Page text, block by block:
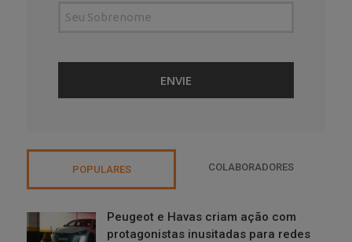
POPULARES COLABORADORES
Peugeot e Havas criam ação com
protagonistas inusitadas para redes